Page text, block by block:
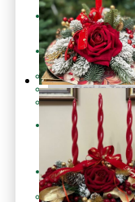
BOX
FIORI
Fiori in
Fiori in
Fiori in
ROSE
NATALE
Natale